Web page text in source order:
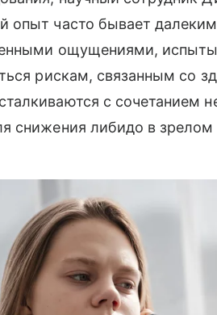
опыт часто бывает
ощущениями,
рискам, связанным со
с сочетанием
снижения либидо в зрелом